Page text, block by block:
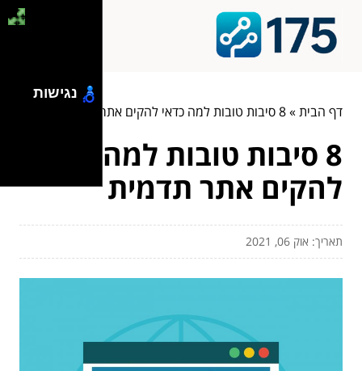
דף הבית»8 סיבות טובות למה כדאי להקים אתר תדמית
8 סיבות טובות למה כדאי
להקים אתר תדמית
תאריך: אוק 06, 2021
נגישות